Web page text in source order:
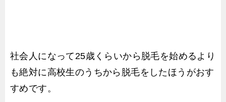
社会人になって25歳くらいから脱毛を始めるより
も絶対に高校生のうちから脱毛をしたほうがおす
すめです。